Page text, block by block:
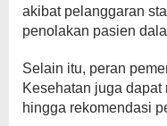
akibat pelanggaran
penolakan pasien
Selain itu, peran
Kesehatan juga
hingga rekomendasi